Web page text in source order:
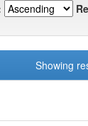
Showing